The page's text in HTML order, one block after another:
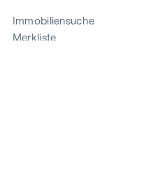
Immobiliensuche
Merkliste